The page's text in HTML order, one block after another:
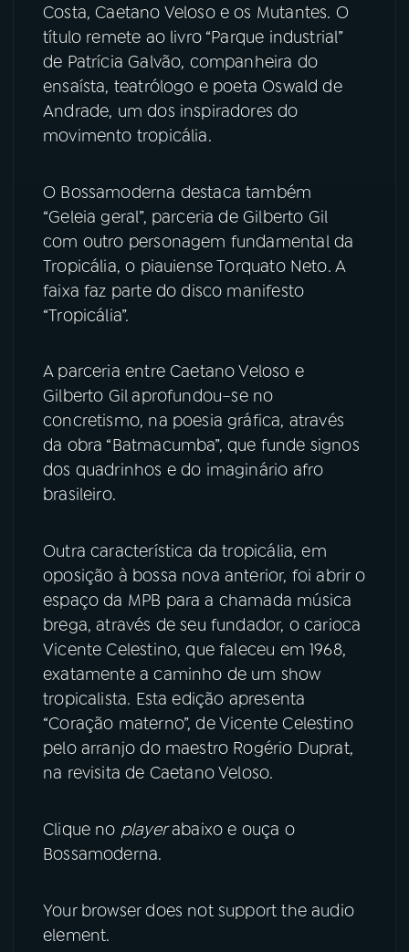
Costa, Caetano Veloso e os Mutantes. O
título remete ao livro “Parque industrial”
de Patrícia Galvão, companheira do
ensaísta, teatrólogo e poeta Oswald de
Andrade, um dos inspiradores do
movimento tropicália.
O Bossamoderna destaca também
“Geleia geral”, parceria de Gilberto Gil
com outro personagem fundamental da
Tropicália, o piauiense Torquato Neto. A
faixa faz parte do disco manifesto
“Tropicália”.
A parceria entre Caetano Veloso e
Gilberto Gilaprofundou–se no
concretismo, na poesia gráfica, através
da obra “Batmacumba”, que funde signos
dos quadrinhos e do imaginário afro
brasileiro.
Outra característica da tropicália, em
oposição à bossa nova anterior, foi abrir o
espaço da MPB para a chamada música
brega, através de seu fundador, o carioca
Vicente Celestino, que faleceu em 1968,
exatamente a caminho de um show
tropicalista. Esta edição apresenta
“Coração materno”, de Vicente Celestino
pelo arranjo do maestro Rogério Duprat,
na revisita de Caetano Veloso.
Clique no playerabaixo e ouça o
Bossamoderna.
Your browser does not support the audio
element.